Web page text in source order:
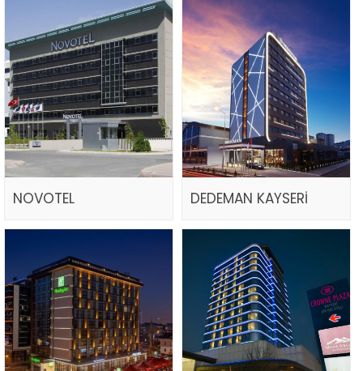
NOVOTEL DEDEMAN KAYSERİ